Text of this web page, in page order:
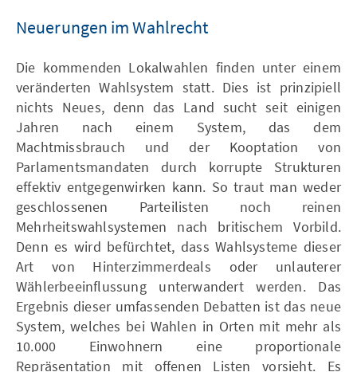
Neuerungen im Wahlrecht
Die kommenden Lokalwahlen finden unter einem
veränderten Wahlsystem statt. Dies ist prinzipiell
nichts Neues, denn das Land sucht seit einigen
Jahren nach einem System, das dem
Machtmissbrauch und der Kooptation von
Parlamentsmandaten durch korrupte Strukturen
effektiv entgegenwirken kann. So traut man weder
geschlossenen Parteilisten noch reinen
Mehrheitswahlsystemen nach britischem Vorbild.
Denn es wird befürchtet, dass Wahlsysteme dieser
Art von Hinterzimmerdeals oder unlauterer
Wählerbeeinflussung unterwandert werden. Das
Ergebnis dieser umfassenden Debatten ist das neue
System, welches bei Wahlen in Orten mit mehr als
10.000 Einwohnern eine proportionale
Repräsentation mit offenen Listen vorsieht. Es